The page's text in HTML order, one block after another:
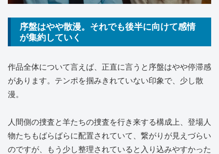
序盤はやや散漫。それでも後半に向けて感情
が集約していく
作品全体について言えば、正直に言うと序盤はやや停滞感
があります。テンポを掴みきれていない印象で、少し散
漫。
人間側の捜査と羊たちの捜査を行き来する構成上、登場人
物たちもばらばらに配置されていて、繋がりが見えづらい
のですが、もう少し整理されていると入り込みやすかった